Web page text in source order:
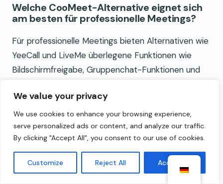
We value your privacy
We use cookies to enhance your browsing experience,
serve personalized ads or content, and analyze our traffic.
By clicking "Accept All", you consent to our use of cookies.
Customize Reject All Accept All
Welche CooMeet-Alternative eignet sich
am besten für professionelle Meetings?
Für professionelle Meetings bieten Alternativen wie
YeeCall und LiveMe überlegene Funktionen wie
Bildschirmfreigabe, Gruppenchat-Funktionen und
und sichere Interaktionen ermöglichen.
Wie beginne ich mit der Nutzung einer
CooMeet-Alternative?
Um eine CooMeet-Alternative zu verwenden,
registrieren Sie sich oder melden Sie sich bei der